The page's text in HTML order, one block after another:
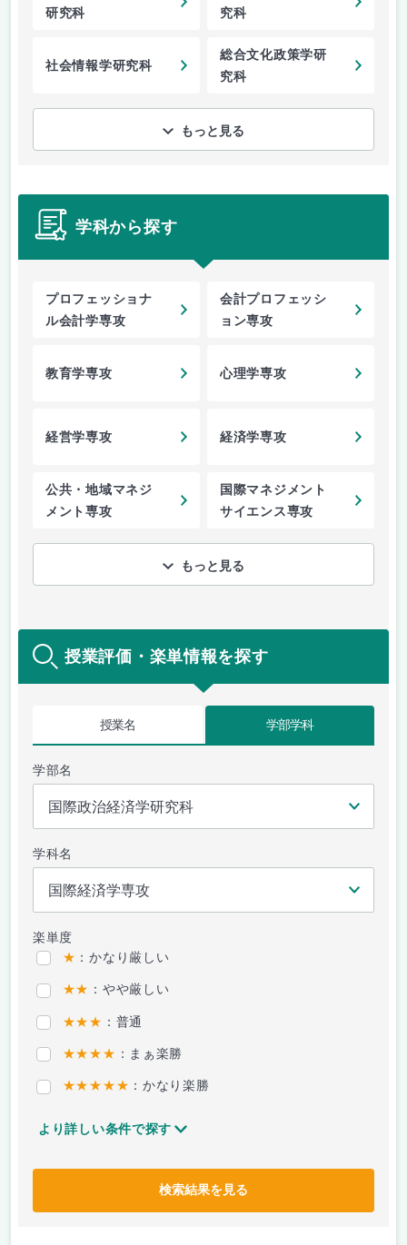
研究科
究科
社会情報学研究科
総合文化政策学研
究科
もっと見る
学科から探す
プロフェッショナ
ル会計学専攻
会計プロフェッシ
ョン専攻
教育学専攻 心理学専攻
経営学専攻 経済学専攻
公共・地域マネジ
メント専攻
国際マネジメント
サイエンス専攻
もっと見る
授業評価・楽単情報を探す
授業名 学部学科
学部名
学科名
楽単度
★ ：かなり厳しい
★★ ：やや厳しい
★★★ ：普通
★★★★ ：まぁ楽勝
★★★★★ ：かなり楽勝
より詳しい条件で探す
検索結果を見る